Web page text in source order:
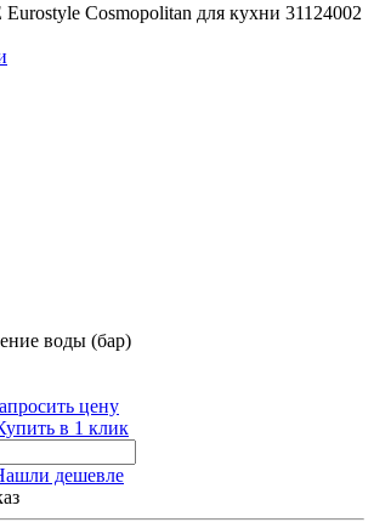
Cosmopolitan для кухни 31124002
воды (бар)
цену
в 1 клик
дешевле